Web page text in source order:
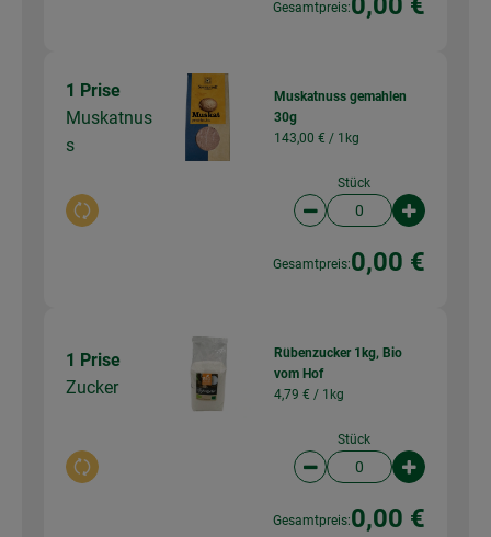
Gesamtpreis:
1 Prise
Muskatnus
s
Auswahl ändern
Muskatnuss gemahlen
30g
143,00 € / 1kg
Stück
Artikelanzahl
Gesamtpreis:0,00 €
1 Prise
Zucker
Auswahl ändern
Rübenzucker 1kg, Bio
vom Hof
4,79 € / 1kg
Stück
Artikelanzahl
Gesamtpreis:0,00 €